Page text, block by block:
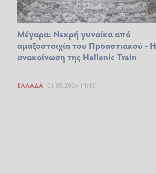
Μέγαρα: Νεκρή γυναίκα από
αμαξοστοιχία του Προαστιακού - Η
ανακοίνωση της Hellenic Train
ΕΛΛΆΔΑ 01.08.2026 14:45